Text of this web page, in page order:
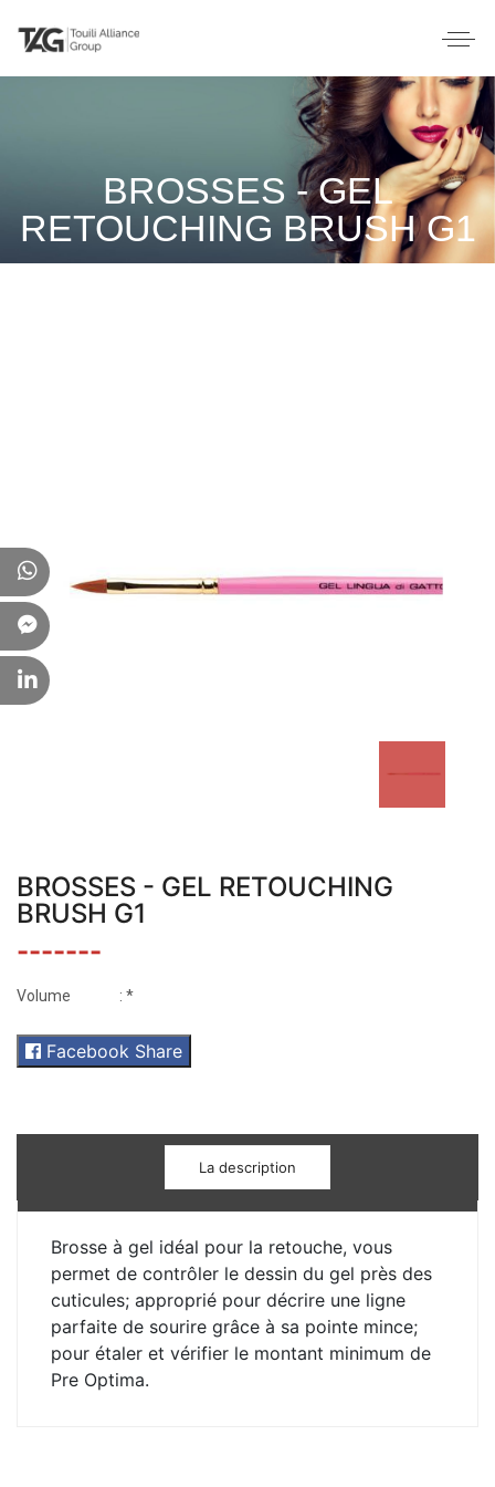
BROSSES - GEL
RETOUCHING BRUSH G1
BROSSES - GEL RETOUCHING
BRUSH G1
-------
Volume : *
Facebook Share
La description
Brosse à gel idéal pour la retouche, vous
permet de contrôler le dessin du gel près des
cuticules; approprié pour décrire une ligne
parfaite de sourire grâce à sa pointe mince;
pour étaler et vérifier le montant minimum de
Pre Optima.